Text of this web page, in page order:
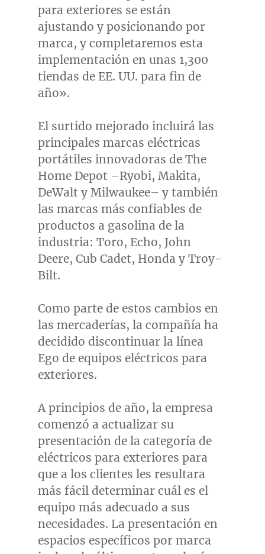
para exteriores se están
ajustando y posicionando por
marca, y completaremos esta
implementación en unas 1,300
tiendas de EE. UU. para fin de
año».
El surtido mejorado incluirá las
principales marcas eléctricas
portátiles innovadoras de The
Home Depot –Ryobi, Makita,
DeWalt y Milwaukee– y también
las marcas más confiables de
productos a gasolina de la
industria: Toro, Echo, John
Deere, Cub Cadet, Honda y Troy-
Bilt.
Como parte de estos cambios en
las mercaderías, la compañía ha
decidido discontinuar la línea
Ego de equipos eléctricos para
exteriores.
A principios de año, la empresa
comenzó a actualizar su
presentación de la categoría de
eléctricos para exteriores para
que a los clientes les resultara
más fácil determinar cuál es el
equipo más adecuado a sus
necesidades. La presentación en
espacios específicos por marca